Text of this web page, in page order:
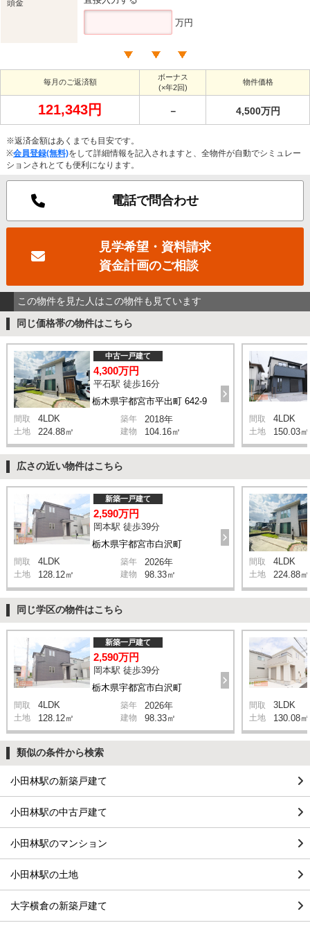
頭金
万円
毎月のご返済額
ボーナス
(×年2回)
物件価格
121,343円 － 4,500万円
※返済金額はあくまでも目安です。
※会員登録(無料)をして詳細情報を記入されますと、全物件が自動でシミュレー
ションされとても便利になります。
電話で問合わせ
見学希望・資料請求
資金計画のご相談
この物件を見た人はこの物件も見ています
同じ価格帯の物件はこちら
栃木県宇都宮市平出町 642-9
中古一戸建て
4,300万円
平石駅 徒歩16分
間取 4LDK 築年 2018年
土地 224.88㎡ 建物 104.16㎡
間取 4LDK
土地 150.03㎡
広さの近い物件はこちら
栃木県宇都宮市白沢町
新築一戸建て
2,590万円
岡本駅 徒歩39分
間取 4LDK 築年 2026年
土地 128.12㎡ 建物 98.33㎡
間取 4LDK
土地 224.88㎡
同じ学区の物件はこちら
栃木県宇都宮市白沢町
新築一戸建て
2,590万円
岡本駅 徒歩39分
間取 4LDK 築年 2026年
土地 128.12㎡ 建物 98.33㎡
間取 3LDK
土地 130.08㎡
類似の条件から検索
小田林駅の新築戸建て
小田林駅の中古戸建て
小田林駅のマンション
小田林駅の土地
大字横倉の新築戸建て